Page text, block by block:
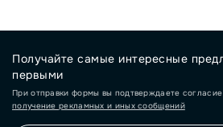
Получайте самые интересные
первыми
При отправки формы вы подтверждаете
получение рекламных и иных сообщений